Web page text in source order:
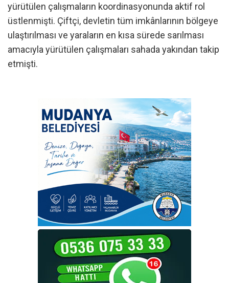
yürütülen çalışmaların koordinasyonunda aktif rol
üstlenmişti. Çiftçi, devletin tüm imkânlarının bölgeye
ulaştırılması ve yaraların en kısa sürede sarılması
amacıyla yürütülen çalışmaları sahada yakından takip
etmişti.